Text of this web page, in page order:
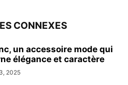
CONNEXES
un accessoire mode qui
élégance et caractère
2025